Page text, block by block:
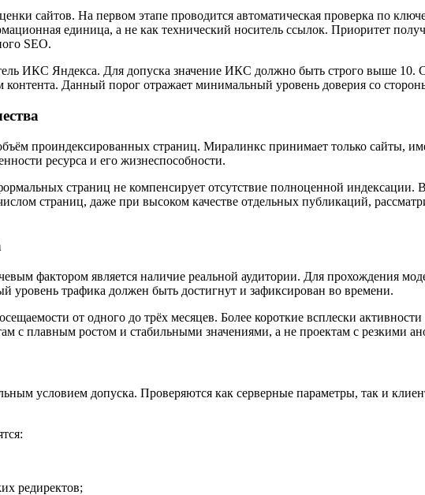
сайтов. На первом этапе проводится автоматическая проверка по
единица, а не как технический носитель ссылок. Приоритет
SEO.
ИКС Яндекса. Для допуска значение ИКС должно быть строго выше
контента. Данный порог отражает минимальный уровень доверия со
проиндексированных страниц. Миралинкс принимает только сайты,
ресурса и его жизнеспособности.
страниц не компенсирует отсутствие полноценной индексации.
страниц, даже при высоком качестве отдельных публикаций,
фактором является наличие реальной аудитории. Для прохождения
уровень трафика должен быть достигнут и зафиксирован во времени.
от одного до трёх месяцев. Более короткие всплески
с плавным ростом и стабильными значениями, а не проектам с резкими
условием допуска. Проверяются как серверные параметры, так и
редиректов;